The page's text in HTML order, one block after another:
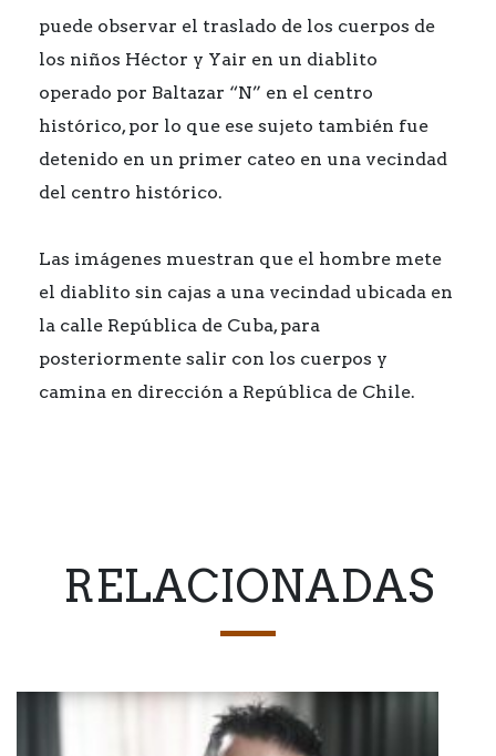
puede observar el traslado de los cuerpos de
los niños Héctor y Yair en un diablito
operado por Baltazar “N” en el centro
histórico, por lo que ese sujeto también fue
detenido en un primer cateo en una vecindad
del centro histórico.
Las imágenes muestran que el hombre mete
el diablito sin cajas a una vecindad ubicada en
la calle República de Cuba, para
posteriormente salir con los cuerpos y
camina en dirección a República de Chile.
RELACIONADAS